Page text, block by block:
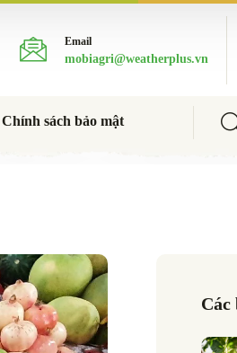
Email
mobiagri@weatherplus.vn
Chính sách bảo mật